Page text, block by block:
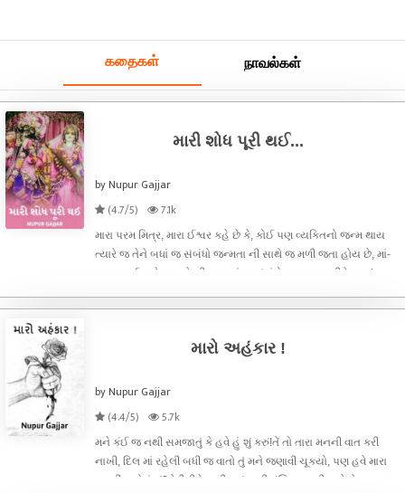
கதைகள் நாவல்கள்
મારી શોધ પૂરી થઈ...
by Nupur Gajjar
(4.7/5)
7.1k
મારા પરમ મિત્ર, મારા ઈશ્વર કહે છે કે, કોઈ પણ વ્યક્તિનો જન્મ થાય
ત્યારે જ તેને બધાં જ સંબંધો જન્મતા ની સાથે જ મળી જતા હોય છે, માં-
બાપ, ભાઈ-બહેન અને બીજા બધાં જ સંબંધો પણ આ જ રીતે ready-
છે અને એ સંબંધ ની
મારો અહંકાર !
by Nupur Gajjar
(4.4/5)
5.7k
મને કંઈ જ નથી સમજાતું કે હવે હું શું કરું!તેં તો તારા મનની વાત કરી
નાખી, દિલ માં રહેલી બધી જ વાતો તું મને જણાવી ચૂક્યો, પણ હવે મારા
મનની વાતોનું શું?કેવી રીતે નક્કી કરું, મારી મંજિલ.. મારી પાસે કેટલા બધા